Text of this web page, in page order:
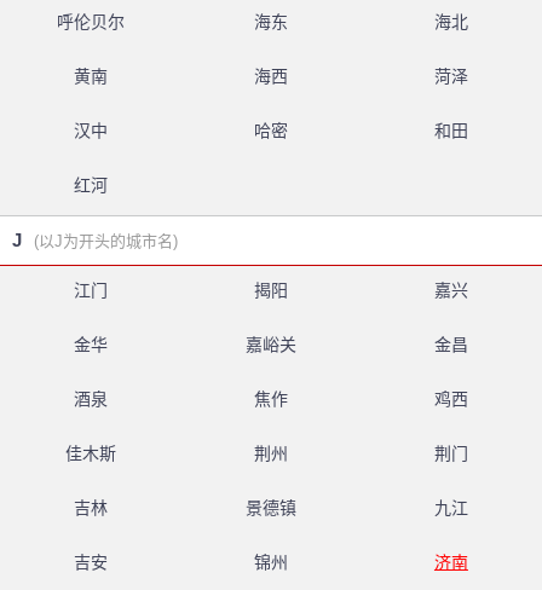
呼伦贝尔 海东 海北
黄南 海西 菏泽
汉中 哈密 和田
红河
J (以J为开头的城市名)
江门 揭阳 嘉兴
金华 嘉峪关 金昌
酒泉 焦作 鸡西
佳木斯 荆州 荆门
吉林 景德镇 九江
吉安 锦州 济南